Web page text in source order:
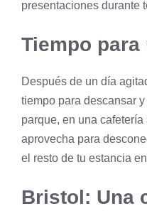
presentaciones durante
Tiempo para
Después de un día
tiempo para descansar
parque, en una
aprovecha para
el resto de tu estancia
Bristol: Una